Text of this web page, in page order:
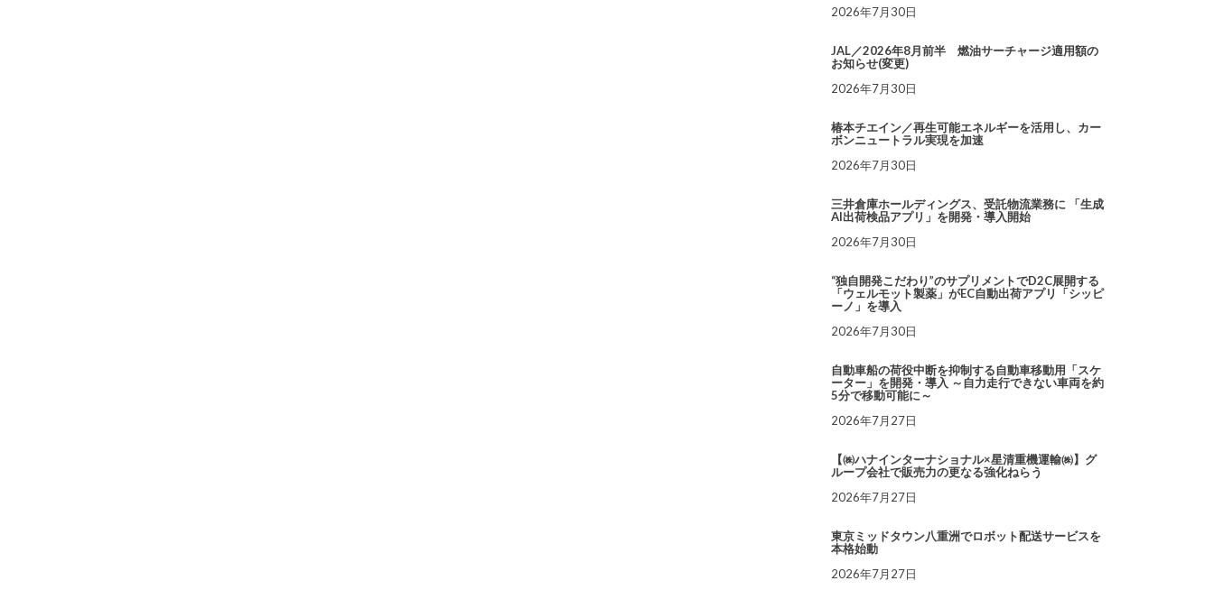
2026年7月30日
JAL／2026年8月前半 燃油サーチャージ適用額の
お知らせ(変更)
2026年7月30日
椿本チエイン／再生可能エネルギーを活用し、カー
ボンニュートラル実現を加速
2026年7月30日
三井倉庫ホールディングス、受託物流業務に 「生成
AI出荷検品アプリ」を開発・導入開始
2026年7月30日
“独自開発こだわり”のサプリメントでD2C展開する
「ウェルモット製薬」がEC自動出荷アプリ「シッピ
ーノ」を導入
2026年7月30日
自動車船の荷役中断を抑制する自動車移動用「スケ
ーター」を開発・導入 ～自力走行できない車両を約
5分で移動可能に～
2026年7月27日
【㈱ハナインターナショナル×星清重機運輸㈱】グ
ループ会社で販売力の更なる強化ねらう
2026年7月27日
東京ミッドタウン八重洲でロボット配送サービスを
本格始動
2026年7月27日